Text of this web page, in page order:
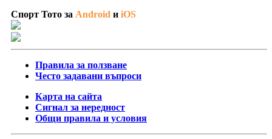
Спорт Тото за Android и iOS
Правила за ползване
Често задавани въпроси
Карта на сайта
Сигнал за нередност
Общи правила и условия